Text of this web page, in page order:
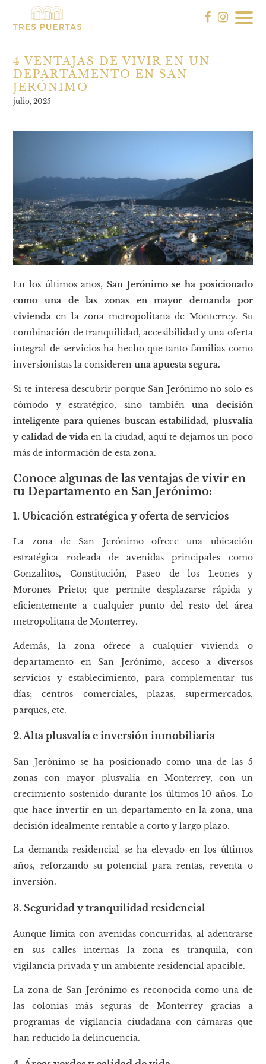
4 VENTAJAS DE VIVIR EN UN
DEPARTAMENTO EN SAN
JERÓNIMO
julio, 2025
En los últimos años, San Jerónimo se ha posicionado
como una de las zonas en mayor demanda por
vivienda en la zona metropolitana de Monterrey. Su
combinación de tranquilidad, accesibilidad y una oferta
integral de servicios ha hecho que tanto familias como
inversionistas la consideren una apuesta segura.
Si te interesa descubrir porque San Jerónimo no solo es
cómodo y estratégico, sino tambiénuna decisión
inteligente para quienes buscan estabilidad, plusvalía
y calidad de vidaen la ciudad, aquí te dejamos un poco
más de información de esta zona.
Conoce algunas de las ventajas de vivir en
tu Departamento en San Jerónimo:
1. Ubicación estratégica y oferta de servicios
La zona de San Jerónimo ofrece una ubicación
estratégica rodeada de avenidas principales como
Gonzalitos, Constitución, Paseo de los Leones y
Morones Prieto; que permite desplazarse rápida y
eficientemente a cualquier punto del resto del área
metropolitana de Monterrey.
Además, la zona ofrece a cualquier vivienda o
departamento en San Jerónimo, acceso a diversos
servicios y establecimiento, para complementar tus
días; centros comerciales, plazas, supermercados,
parques, etc.
2. Alta plusvalía e inversión inmobiliaria
San Jerónimo se ha posicionado como una de las 5
zonas con mayor plusvalía en Monterrey, con un
crecimiento sostenido durante los últimos 10 años. Lo
que hace invertir en un departamento en la zona, una
decisión idealmente rentable a corto y largo plazo.
La demanda residencial se ha elevado en los últimos
años, reforzando su potencial para rentas, reventa o
inversión.
3. Seguridad y tranquilidad residencial
Aunque limita con avenidas concurridas, al adentrarse
en sus calles internas la zona es tranquila, con
vigilancia privada y un ambiente residencial apacible.
La zona de San Jerónimo es reconocida como una de
las colonias más seguras de Monterrey gracias a
programas de vigilancia ciudadana con cámaras que
han reducido la delincuencia.